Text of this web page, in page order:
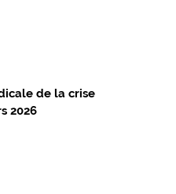
de la crise
2026